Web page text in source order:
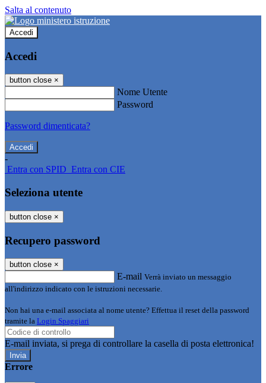
Salta al contenuto
Accedi
Accedi
button close ×
Nome Utente
Password
Password dimenticata?
-
Entra con SPID Entra con CIE
Seleziona utente
button close ×
Recupero password
button close ×
E-mail Verrà inviato un messaggio
all'indirizzo indicato con le istruzioni necessarie.
Non hai una e-mail associata al nome utente? Effettua il reset della password
tramite la Login Spaggiari
E-mail inviata, si prega di controllare la casella di posta elettronica!
Errore